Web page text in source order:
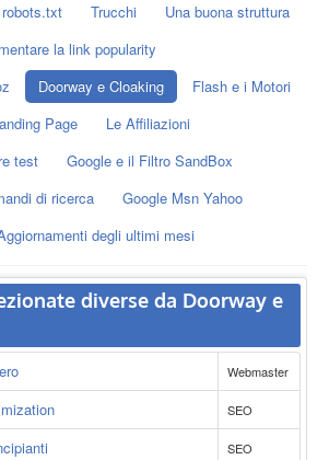
Trucchi
Una buona struttura
la link popularity
Doorway e Cloaking
Flash e i Motori
Page
Le Affiliazioni
test
Google e il Filtro SandBox
di ricerca
Google Msn Yahoo
degli ultimi mesi
diverse da Doorway e
Webmaster
SEO
SEO